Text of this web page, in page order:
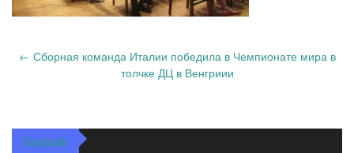
Post
← Сборная команда Италии победила в Чемпионате мира в
толчке ДЦ в Венгриии
Facebook